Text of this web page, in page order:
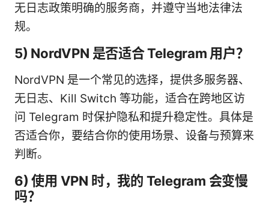
无日志政策明确的服务商，并遵守当地法律法
规。
5) NordVPN 是否适合 Telegram 用户？
NordVPN 是一个常见的选择，提供多服务器、
无日志、Kill Switch 等功能，适合在跨地区访
问 Telegram 时保护隐私和提升稳定性。具体是
否适合你，要结合你的使用场景、设备与预算来
判断。
6) 使用 VPN 时，我的 Telegram 会变慢
吗？